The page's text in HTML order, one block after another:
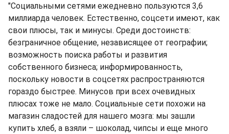
"Социальными сетями ежедневно пользуются 3,6
миллиарда человек. Естественно, соцсети имеют, как
свои плюсы, так и минусы. Среди достоинств:
безграничное общение, независящее от географии;
возможность поиска работы и развития
собственного бизнеса; информированность,
поскольку новости в соцсетях распространяются
гораздо быстрее. Минусов при всех очевидных
плюсах тоже не мало. Социальные сети похожи на
магазин сладостей для нашего мозга: мы зашли
купить хлеб, а взяли – шоколад, чипсы и еще много